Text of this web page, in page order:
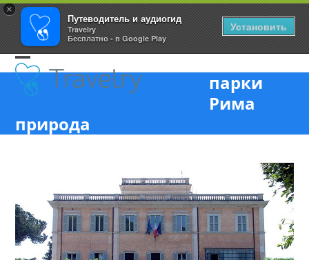
×
Путеводитель и аудиогид
Travelry
Бесплатно - в Google Play
Установить
Skip
to
content
Open
mobile
menu
Close
mobile
menu
парки
Рима
природа